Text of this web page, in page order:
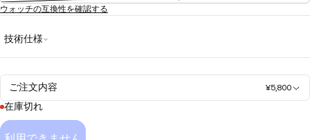
ウォッチの互換性を確認する
技術仕様
ご注文内容 ¥5,800
在庫切れ